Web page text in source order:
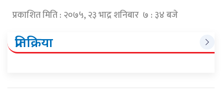
प्रकाशित मिति : २०७५, २३ भाद्र शनिबार ७ : ३४ बजे
प्रतिक्रिया